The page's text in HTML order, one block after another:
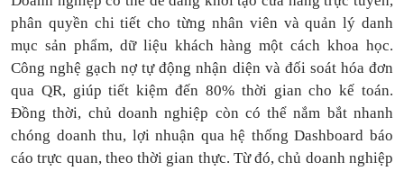
phân quyền chi tiết cho từng nhân viên và quản lý danh
mục sản phẩm, dữ liệu khách hàng một cách khoa học.
Công nghệ gạch nợ tự động nhận diện và đối soát hóa đơn
qua QR, giúp tiết kiệm đến 80% thời gian cho kế toán.
Đồng thời, chủ doanh nghiệp còn có thể nắm bắt nhanh
chóng doanh thu, lợi nhuận qua hệ thống Dashboard báo
cáo trực quan, theo thời gian thực. Từ đó, chủ doanh nghiệp